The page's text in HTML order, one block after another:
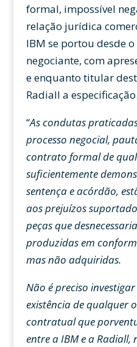
formal, impossível
relação jurídica
IBM se portou desde
negociante, com
e enquanto titular
Radiall a especificação.
“As condutas
processo negocial,
contrato formal de
suficientemente
sentença e acórdão,
aos prejuízos
peças que
produzidas em
mas não adquiridas.
Não é preciso
existência de qualquer
contratual que
entre a IBM e a Radiall,